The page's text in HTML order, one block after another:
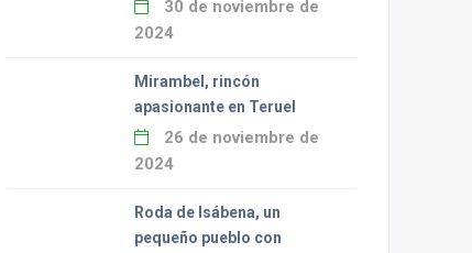
30 de noviembre de
2024
Mirambel, rincón
apasionante en Teruel
26 de noviembre de
2024
Roda de Isábena, un
pequeño pueblo con